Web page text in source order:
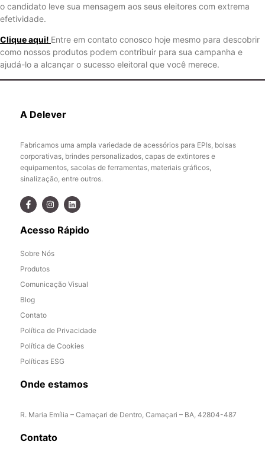
o candidato leve sua mensagem aos seus eleitores com extrema
efetividade.
Clique aqui! Entre em contato conosco hoje mesmo para descobrir
como nossos produtos podem contribuir para sua campanha e
ajudá-lo a alcançar o sucesso eleitoral que você merece.
A Delever
Fabricamos uma ampla variedade de acessórios para EPIs, bolsas
corporativas, brindes personalizados, capas de extintores e
equipamentos, sacolas de ferramentas, materiais gráficos,
sinalização, entre outros.
Acesso Rápido
Sobre Nós
Produtos
Comunicação Visual
Blog
Contato
Política de Privacidade
Política de Cookies
Políticas ESG
Onde estamos
R. Maria Emília – Camaçari de Dentro, Camaçari – BA, 42804-487
Contato